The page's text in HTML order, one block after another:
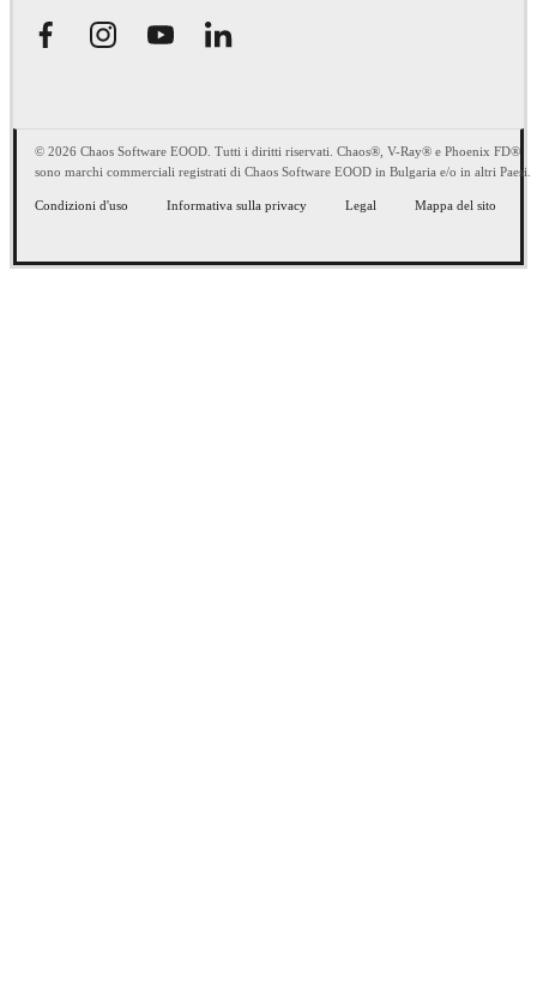
© 2026 Chaos Software EOOD. Tutti i diritti riservati. Chaos®, V-Ray® e Phoenix FD®
sono marchi commerciali registrati di Chaos Software EOOD in Bulgaria e/o in altri Paesi.
Condizioni d'uso Informativa sulla privacy Legal Mappa del sito